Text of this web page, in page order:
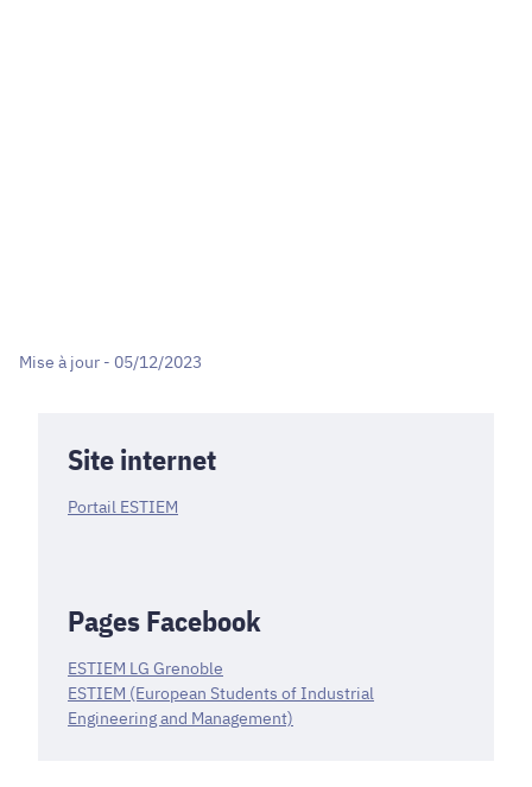
Mise à jour - 05/12/2023
Site internet
Portail ESTIEM
Pages Facebook
ESTIEM LG Grenoble
ESTIEM (European Students of Industrial
Engineering and Management)